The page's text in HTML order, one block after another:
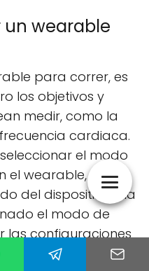
wearable
para correr, es
los objetivos y
medir, como la
cardiaca.
el modo
el wearable, que
del dispositivo y la
el modo de
las configuraciones
de medida, la